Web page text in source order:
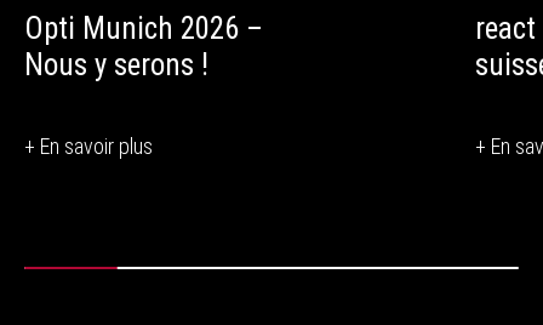
Opti Munich 2026 –
Nous y serons !
+ En savoir plus + En